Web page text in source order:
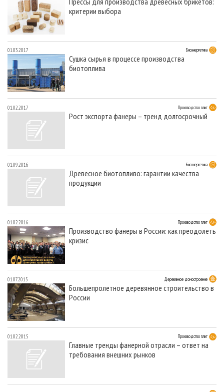
критерии выбора
01.03.2017 Биоэнергетика
Сушка сырья в процессе производства
биотоплива
01.02.2017 Производство плит
Рост экспорта фанеры – тренд долгосрочный
01.09.2016 Биоэнергетика
Древесное биотопливо: гарантии качества
продукции
01.02.2016 Производство плит
Производство фанеры в России: как преодолеть
кризис
01.07.2015 Деревянное домостроение
Большепролетное деревянное строительство в
России
01.02.2015 Производство плит
Главные тренды фанерной отрасли – ответ на
требования внешних рынков